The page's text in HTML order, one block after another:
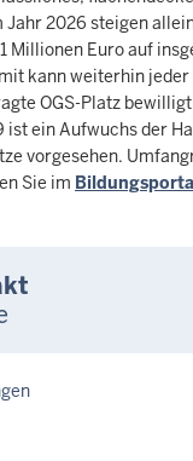
2026 steigen
Millionen Euro auf
kann weiterhin jeder
OGS-Platz
ein Aufwuchs der
vorgesehen.
Sie im